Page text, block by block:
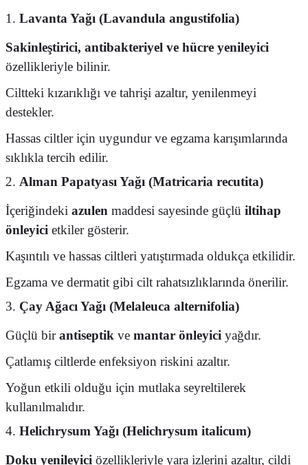
1. Lavanta Yağı (Lavandula angustifolia)
Sakinleştirici, antibakteriyel ve hücre yenileyici
özellikleriyle bilinir.
Ciltteki kızarıklığı ve tahrişi azaltır, yenilenmeyi
destekler.
Hassas ciltler için uygundur ve egzama karışımlarında
sıklıkla tercih edilir.
2. Alman Papatyası Yağı (Matricaria recutita)
İçeriğindeki azulen maddesi sayesinde güçlü iltihap
önleyici etkiler gösterir.
Kaşıntılı ve hassas ciltleri yatıştırmada oldukça etkilidir.
Egzama ve dermatit gibi cilt rahatsızlıklarında önerilir.
3. Çay Ağacı Yağı (Melaleuca alternifolia)
Güçlü birantiseptik ve mantar önleyici yağdır.
Çatlamış ciltlerde enfeksiyon riskini azaltır.
Yoğun etkili olduğu için mutlaka seyreltilerek
kullanılmalıdır.
4. Helichrysum Yağı (Helichrysum italicum)
Doku yenileyici özellikleriyle yara izlerini azaltır, cildi